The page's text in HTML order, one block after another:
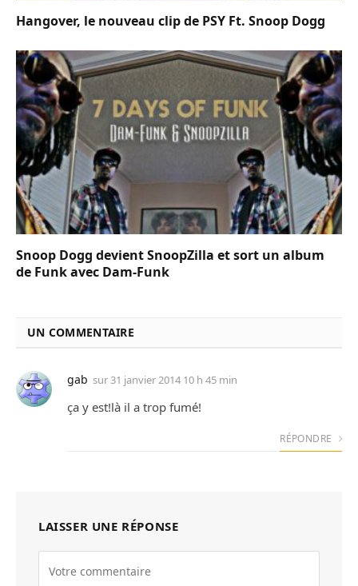
Hangover, le nouveau clip de PSY Ft. Snoop Dogg
Snoop Dogg devient SnoopZilla et sort un album
de Funk avec Dam-Funk
UN COMMENTAIRE
gab sur 31 janvier 2014 10 h 45 min
ça y est!là il a trop fumé!
RÉPONDRE
LAISSER UNE RÉPONSE